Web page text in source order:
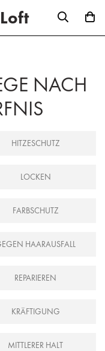
NACH
HITZESCHUTZ
LOCKEN
FARBSCHUTZ
HAARAUSFALL
REPARIEREN
KRÄFTIGUNG
MITTLERER HALT